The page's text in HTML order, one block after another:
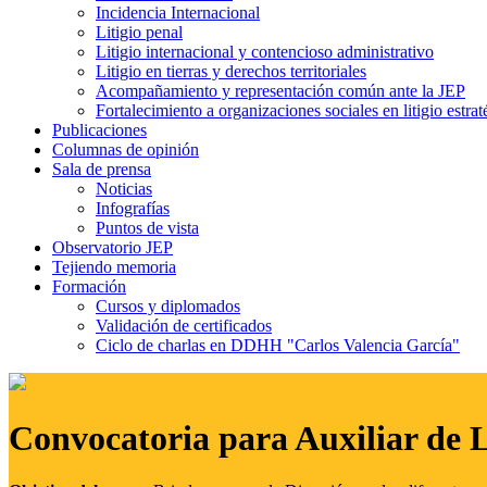
Incidencia Internacional
Litigio penal
Litigio internacional y contencioso administrativo
Litigio en tierras y derechos territoriales
Acompañamiento y representación común ante la JEP
Fortalecimiento a organizaciones sociales en litigio
Publicaciones
Columnas de opinión
Sala de prensa
Noticias
Infografías
Puntos de vista
Observatorio JEP
Tejiendo memoria
Formación
Cursos y diplomados
Validación de certificados
Ciclo de charlas en DDHH "Carlos Valencia García"
Convocatoria para Auxiliar de